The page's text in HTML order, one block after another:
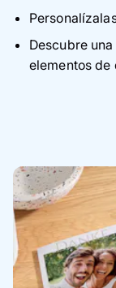
Descubre
elementos de